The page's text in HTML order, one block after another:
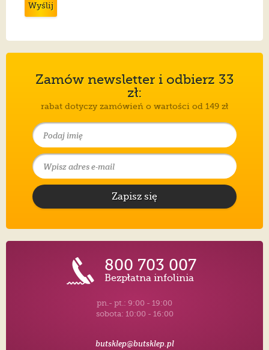
Wyślij
Zamów newsletter i odbierz 33
zł:
rabat dotyczy zamówień o wartości od 149 zł
Zapisz się
800 703 007
Bezpłatna infolinia
pn.- pt.: 9:00 - 19:00
sobota: 10:00 - 16:00
butsklep@butsklep.pl